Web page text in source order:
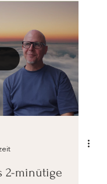
2-minütige